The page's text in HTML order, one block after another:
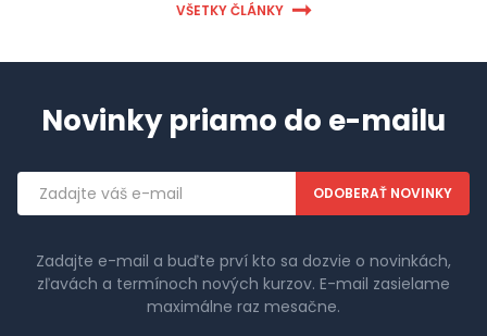
VŠETKY ČLÁNKY
Novinky priamo do e-mailu
Emailová
adresa
Zadajte e-mail a buďte prví kto sa dozvie o novinkách,
zľavách a termínoch nových kurzov. E-mail zasielame
maximálne raz mesačne.